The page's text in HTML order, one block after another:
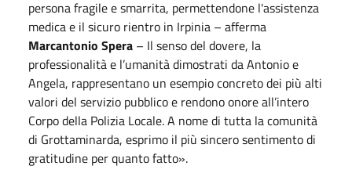
persona fragile e smarrita, permettendone l'assistenza
medica e il sicuro rientro in Irpinia – afferma
Marcantonio Spera – Il senso del dovere, la
professionalità e l’umanità dimostrati da Antonio e
Angela, rappresentano un esempio concreto dei più alti
valori del servizio pubblico e rendono onore all’intero
Corpo della Polizia Locale.A nome di tutta la comunità
di Grottaminarda, esprimo il più sincero sentimento di
gratitudine per quanto fatto».